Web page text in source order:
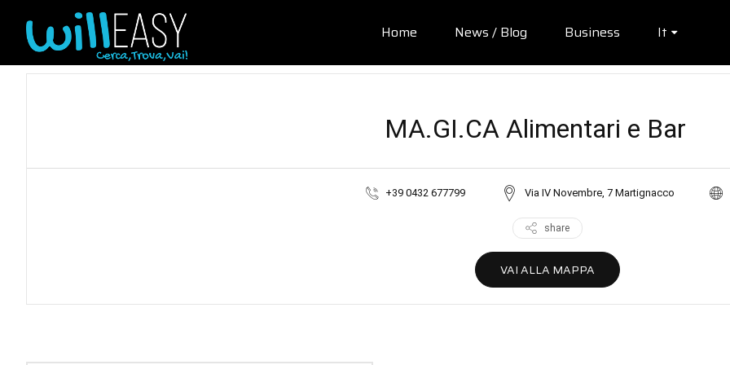
Home News / Blog Business It
MA.GI.CA Alimentari e Bar
+39 0432 677799 Via IV Novembre, 7 Martignacco
share
VAI ALLA MAPPA